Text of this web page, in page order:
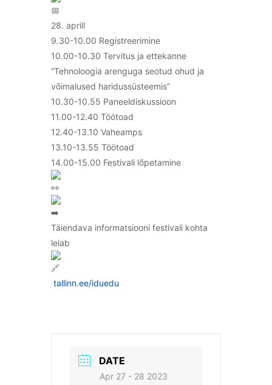
28. aprill
9.30-10.00 Registreerimine
10.00-10.30 Tervitus ja ettekanne
“Tehnoloogia arenguga seotud ohud ja
võimalused haridussüsteemis”
10.30-10.55 Paneeldiskussioon
11.00-12.40 Töötoad
12.40-13.10 Vaheamps
13.10-13.55 Töötoad
14.00-15.00 Festivali lõpetamine
Täiendava informatsiooni festivali kohta
leiab
tallinn.ee/iduedu
DATE
Apr 27 - 28 2023